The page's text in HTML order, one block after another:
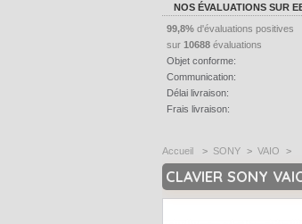
NOS ÉVALUATIONS SUR
99,8% d'évaluations positives
sur 10688 évaluations
Objet conforme:
Communication:
Délai livraison:
Frais livraison:
Accueil > SONY > VAIO >
CLAVIER SONY